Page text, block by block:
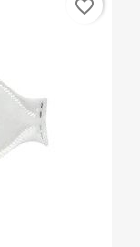
favorite_border